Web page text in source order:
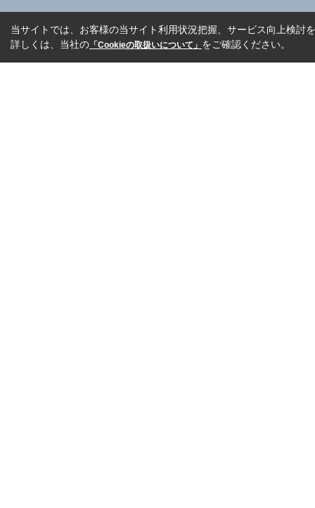
当サイトでは、お客様の当サイト利用状況把握、サービス向上検討
詳しくは、当社の 「Cookieの取扱いについて」 をご確認ください。